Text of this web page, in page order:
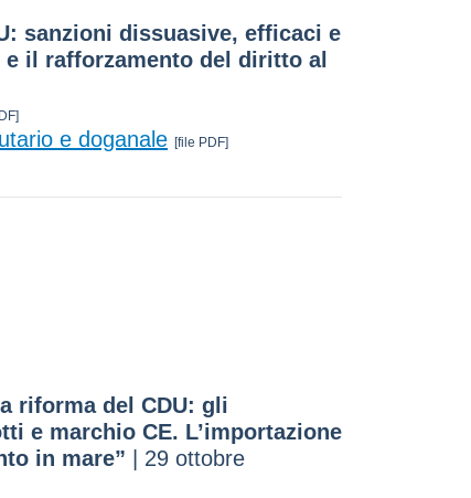
sanzioni dissuasive, efficaci e
il rafforzamento del diritto al
e doganale [file PDF]
riforma del CDU: gli
e marchio CE. L’importazione
in mare” | 29 ottobre